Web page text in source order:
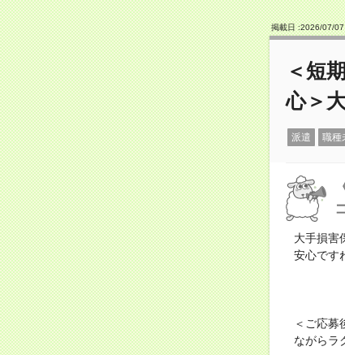
掲載日 :2026/07/07
＜短
心＞
派遣 職種
大手損害
安心です
＜ご応募
ながらラ